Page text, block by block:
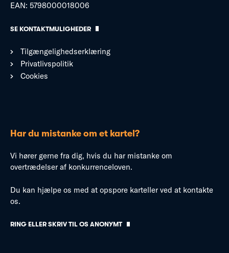
EAN: 5798000018006
SE KONTAKTMULIGHEDER
Tilgængelighedserklæring
Privatlivspolitik
Cookies
Har du mistanke om et kartel?
Vi hører gerne fra dig, hvis du har mistanke om
overtrædelser af konkurrenceloven.
Du kan hjælpe os med at opspore karteller ved at kontakte
os.
RING ELLER SKRIV TIL OS ANONYMT